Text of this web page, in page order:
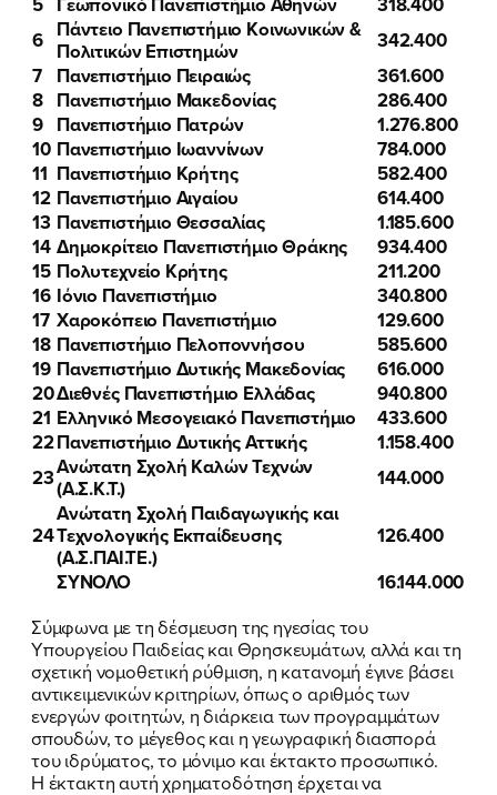
6 Πάντειο Πανεπιστήμιο Κοινωνικών &
Πολιτικών Επιστημών
342.400
7 Πανεπιστήμιο Πειραιώς
361.600
8 Πανεπιστήμιο Μακεδονίας
286.400
9 Πανεπιστήμιο Πατρών
1.276.800
10 Πανεπιστήμιο Ιωαννίνων
784.000
11 Πανεπιστήμιο Κρήτης
582.400
12 Πανεπιστήμιο Αιγαίου
614.400
13 Πανεπιστήμιο Θεσσαλίας
1.185.600
14 Δημοκρίτειο Πανεπιστήμιο Θράκης
934.400
15 Πολυτεχνείο Κρήτης
211.200
16 Ιόνιο Πανεπιστήμιο
340.800
17 Χαροκόπειο Πανεπιστήμιο
129.600
18 Πανεπιστήμιο Πελοποννήσου
585.600
19 Πανεπιστήμιο Δυτικής Μακεδονίας
616.000
20Διεθνές Πανεπιστήμιο Ελλάδας
940.800
21 Ελληνικό Μεσογειακό Πανεπιστήμιο
433.600
22Πανεπιστήμιο Δυτικής Αττικής
1.158.400
23Ανώτατη Σχολή Καλών Τεχνών
(Α.Σ.Κ.Τ.)
144.000
24
Ανώτατη Σχολή Παιδαγωγικής και
Τεχνολογικής Εκπαίδευσης
(Α.Σ.ΠΑΙ.ΤΕ.)
126.400
ΣΥΝΟΛΟ
16.144.000
Σύμφωνα με τη δέσμευση της ηγεσίας του
Υπουργείου Παιδείας και Θρησκευμάτων, αλλά και τη
σχετική νομοθετική ρύθμιση, η κατανομή έγινε βάσει
αντικειμενικών κριτηρίων, όπως ο αριθμός των
ενεργών φοιτητών, η διάρκεια των προγραμμάτων
σπουδών, το μέγεθος και η γεωγραφική διασπορά
του ιδρύματος, το μόνιμο και έκτακτο προσωπικό.
Η έκτακτη αυτή χρηματοδότηση έρχεται να